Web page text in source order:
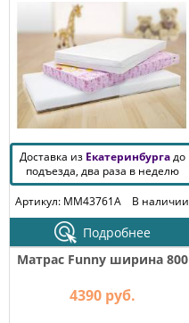
Доставка из Екатеринбургадо
подъезда, два раза в неделю
Артикул: MM43761A
В наличии
Подробнее
Матрас Funny ширина 800
4390 руб.